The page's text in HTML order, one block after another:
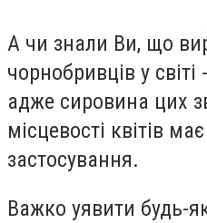
А чи знали Ви, що
чорнобривців у світі
адже сировина цих
місцевості квітів
застосування.
Важко уявити будь-